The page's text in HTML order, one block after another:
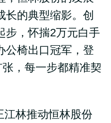
长的典型缩影。创
步，怀揣2万元白手
公椅出口冠军，登
，每一步都精准契
江林推动恒林股份